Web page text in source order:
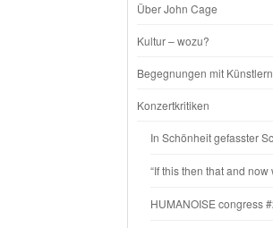
CONTENT
Über John Cage
Kultur – wozu?
Begegnungen mit Künstlern
Konzertkritiken
In Schönheit gefasster
“If this then that and now
HUMANOISE congress